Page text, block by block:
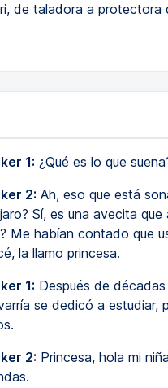
de taladora a
1: ¿Qué es lo que
2: Ah, eso que está
Sí, es una avecita
Me habían contado que
la llamo princesa.
1: Después de
se dedicó a estudiar,
2: Princesa, hola mi